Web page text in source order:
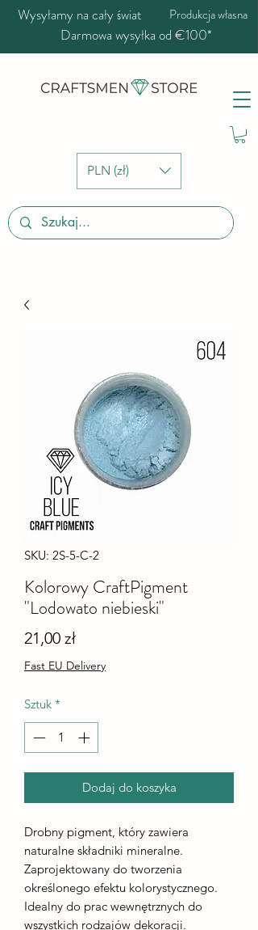
PLN (zł)
Wysyłamy na cały świat Produkcja własna
Darmowa wysyłka od €100*
SKU: 2S-5-C-2
Kolorowy CraftPigment
"Lodowato niebieski"
21,00 złCena
Fast EU Delivery
Sztuk *
Dodaj do koszyka
Drobny pigment, który zawiera
naturalne składniki mineralne.
Zaprojektowany do tworzenia
określonego efektu kolorystycznego.
Idealny do prac wewnętrznych do
wszystkich rodzajów dekoracji.